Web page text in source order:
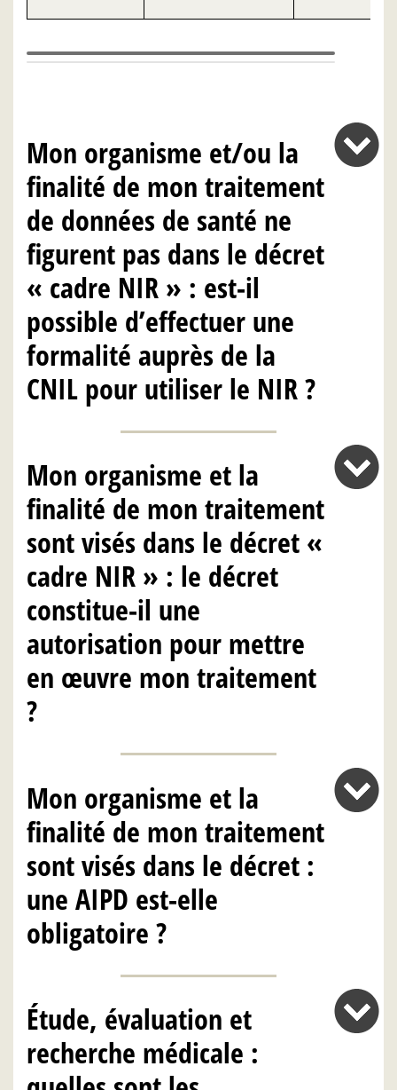
Mon organisme et/ou la
finalité de mon traitement
de données de santé ne
figurent pas dans le décret
« cadre NIR » : est-il
possible d’effectuer une
formalité auprès de la
CNIL pour utiliser le NIR ?
Mon organisme et la
finalité de mon traitement
sont visés dans le décret «
cadre NIR » : le décret
constitue-il une
autorisation pour mettre
en œuvre mon traitement
?
Mon organisme et la
finalité de mon traitement
sont visés dans le décret :
une AIPD est-elle
obligatoire ?
Étude, évaluation et
recherche médicale :